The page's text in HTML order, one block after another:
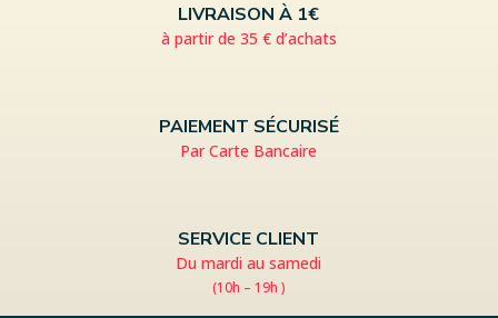
LIVRAISON À 1€
à partir de 35 € d’achats
PAIEMENT SÉCURISÉ
Par Carte Bancaire
SERVICE CLIENT
Du mardi au samedi
(10h – 19h )